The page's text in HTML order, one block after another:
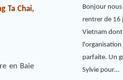
Ta Chai,
en Baie
Bonjour
rentrer de 16
Vietnam dont
l'organisation
parfaite. Un
Sylvie pour…